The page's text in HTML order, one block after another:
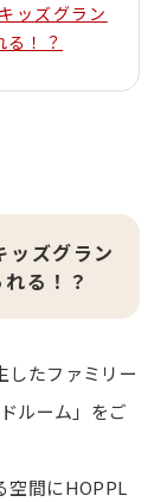
ッズグラン
る！？
ッズグラン
る！？
したファミリー
ルーム」をご
空間にHOPPL